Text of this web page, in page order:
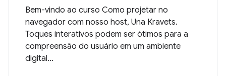
Bem-vindo ao curso Como projetar no
navegador com nosso host, Una Kravets.
Toques interativos podem ser ótimos para a
compreensão do usuário em um ambiente
digital...